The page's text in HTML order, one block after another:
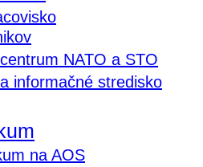
NATO a STO
informačné stredisko
na AOS